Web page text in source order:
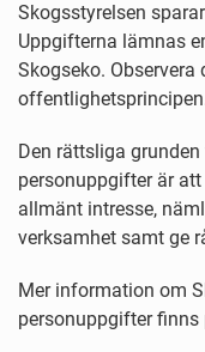
Skogsstyrelsen
Uppgifterna lämnas
Skogseko.
Den rättsliga
personuppgifter är
allmänt intresse,
verksamhet samt ge
Mer information om
personuppgifter finns